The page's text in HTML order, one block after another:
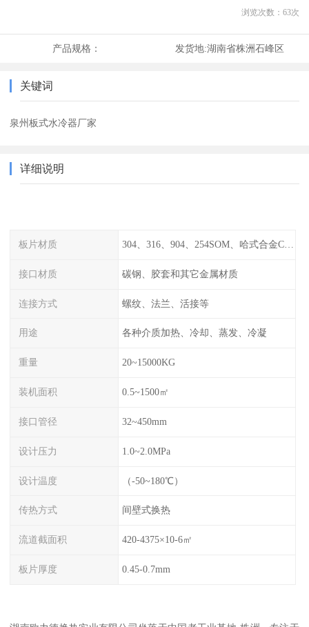
浏览次数： 63次
产品规格： 发货地:湖南省株洲石峰区
关键词
泉州板式水冷器厂家
详细说明
板片材质 304、316、904、254SOM、哈式合金C-276、TA1等
接口材质 碳钢、胶套和其它金属材质
连接方式 螺纹、法兰、活接等
用途 各种介质加热、冷却、蒸发、冷凝
重量 20~15000KG
装机面积 0.5~1500㎡
接口管径 32~450mm
设计压力 1.0~2.0MPa
设计温度 （-50~180℃）
传热方式 间壁式换热
流道截面积 420-4375×10-6㎡
板片厚度 0.45-0.7mm